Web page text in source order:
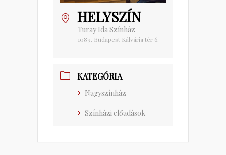
HELYSZÍN
Turay Ida Színház
1089. Budapest Kálvária tér 6.
KATEGÓRIA
Nagyszínház
Színházi előadások